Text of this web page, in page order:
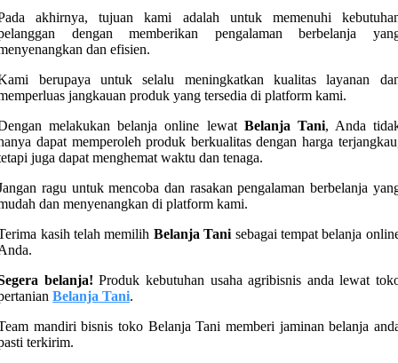
akhirnya, tujuan kami adalah untuk memenuhi
dengan memberikan pengalaman berbelanja
dan efisien.
berupaya untuk selalu meningkatkan kualitas layanan
jangkauan produk yang tersedia di platform kami.
melakukan belanja online lewat Belanja Tani, Anda
dapat memperoleh produk berkualitas dengan harga
juga dapat menghemat waktu dan tenaga.
ragu untuk mencoba dan rasakan pengalaman berbelanja
dan menyenangkan di platform kami.
kasih telah memilih Belanja Tani sebagai tempat belanja
belanja! Produk kebutuhan usaha agribisnis anda lewat
Belanja Tani.
mandiri bisnis toko Belanja Tani memberi jaminan belanja
terkirim.